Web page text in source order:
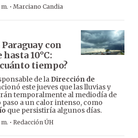
· Marciano Candia
con
10°C:
tiempo?
de la Dirección de
este jueves que las lluvias y
temporalmente al mediodía de
a un calor intenso, como
que persistiría algunos días.
· Redacción ÚH